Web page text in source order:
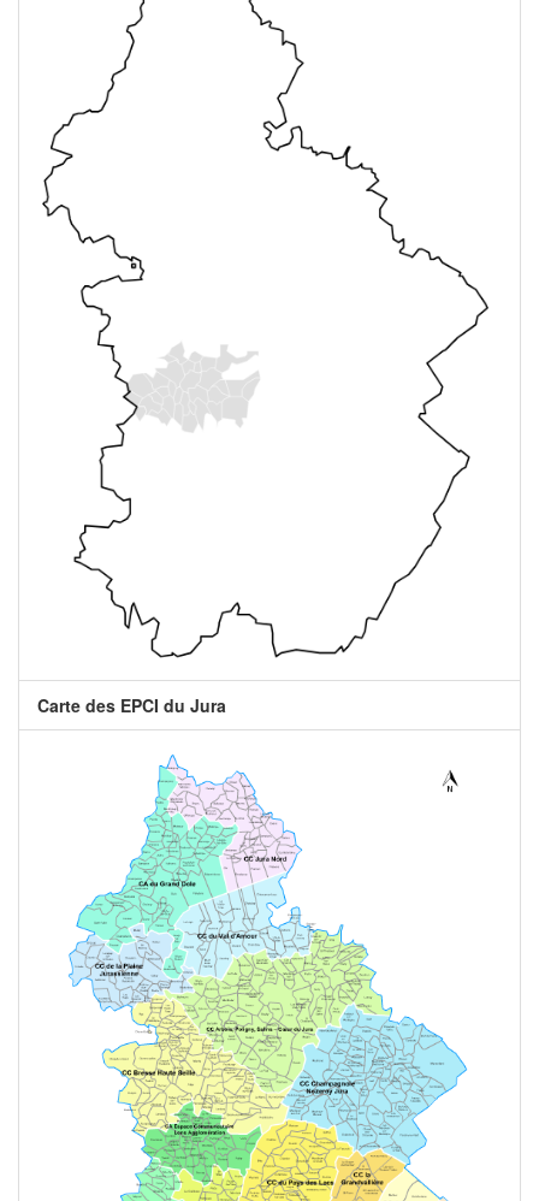
Carte des EPCI du Jura